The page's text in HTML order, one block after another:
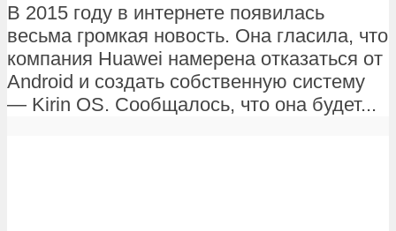
В 2015 году в интернете появилась
весьма громкая новость. Она гласила, что
компания Huawei намерена отказаться от
Android и создать собственную систему
— Kirin OS. Сообщалось, что она будет...